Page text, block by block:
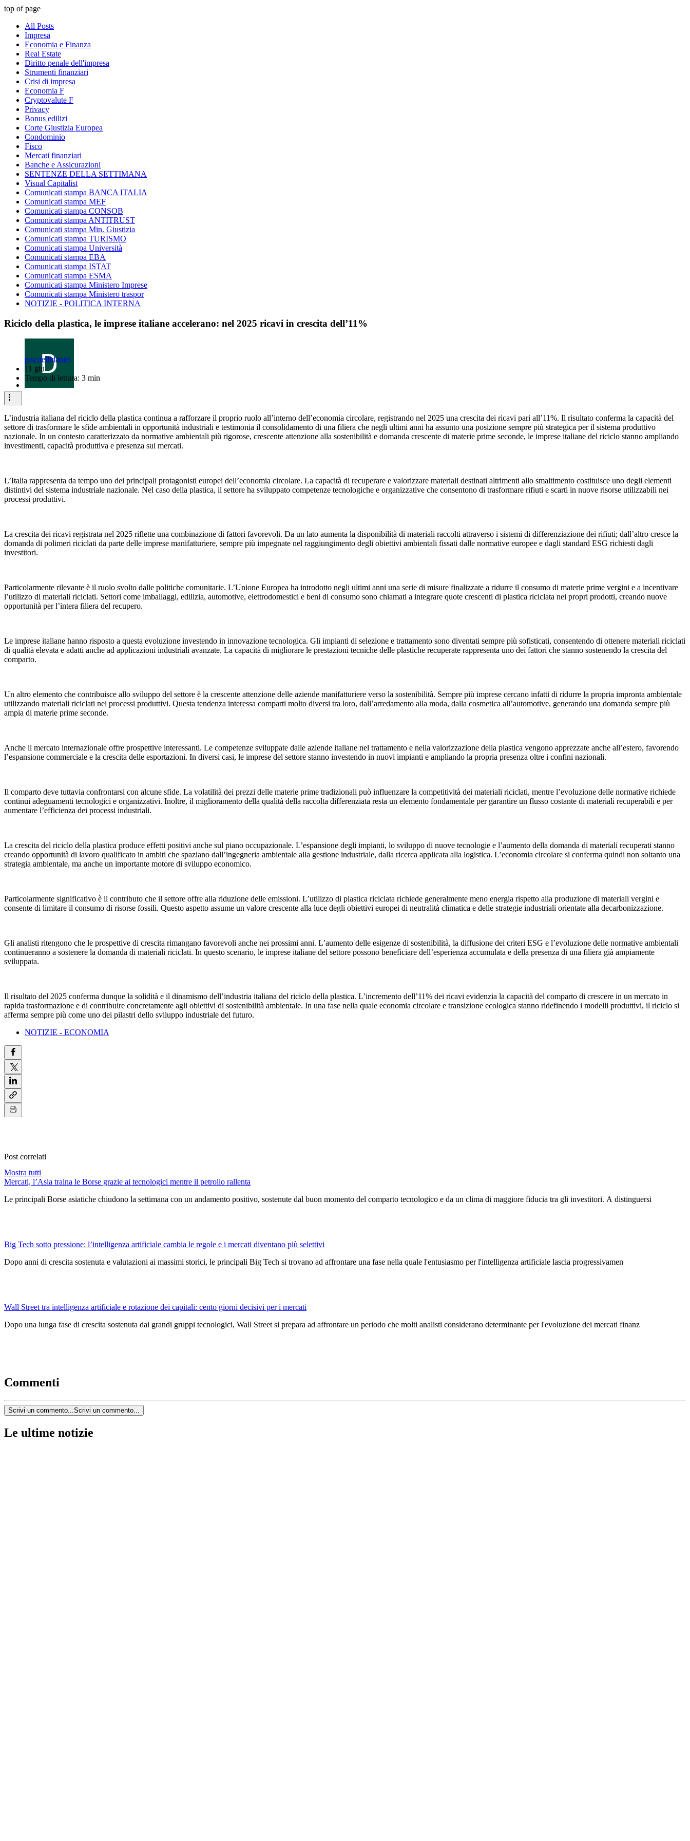
top of page
All Posts
Impresa
Economia e Finanza
Real Estate
Diritto penale dell'impresa
Strumenti finanziari
Crisi di impresa
Economia F
Cryptovalute F
Privacy
Bonus edilizi
Corte Giustizia Europea
Condominio
Fisco
Mercati finanziari
Banche e Assicurazioni
SENTENZE DELLA SETTIMANA
Visual Capitalist
Comunicati stampa BANCA ITALIA
Comunicati stampa MEF
Comunicati stampa CONSOB
Comunicati stampa ANTITRUST
Comunicati stampa Min. Giustizia
Comunicati stampa TURISMO
Comunicati stampa Università
Comunicati stampa EBA
Comunicati stampa ISTAT
Comunicati stampa ESMA
Comunicati stampa Ministero Imprese
Comunicati stampa Ministero traspor
NOTIZIE - POLITICA INTERNA
Riciclo della plastica, le imprese italiane accelerano: nel 2025 ricavi in crescita dell’11%
piscitellidaniel
11 giu
Tempo di lettura: 3 min
L’industria italiana del riciclo della plastica continua a rafforzare il proprio ruolo all’interno dell’economia circolare, registrando nel 2025 una crescita dei ricavi pari all’11%. Il risultato conferma la capacità del
settore di trasformare le sfide ambientali in opportunità industriali e testimonia il consolidamento di una filiera che negli ultimi anni ha assunto una posizione sempre più strategica per il sistema produttivo
nazionale. In un contesto caratterizzato da normative ambientali più rigorose, crescente attenzione alla sostenibilità e domanda crescente di materie prime seconde, le imprese italiane del riciclo stanno ampliando
investimenti, capacità produttiva e presenza sui mercati.
L’Italia rappresenta da tempo uno dei principali protagonisti europei dell’economia circolare. La capacità di recuperare e valorizzare materiali destinati altrimenti allo smaltimento costituisce uno degli elementi
distintivi del sistema industriale nazionale. Nel caso della plastica, il settore ha sviluppato competenze tecnologiche e organizzative che consentono di trasformare rifiuti e scarti in nuove risorse utilizzabili nei
processi produttivi.
La crescita dei ricavi registrata nel 2025 riflette una combinazione di fattori favorevoli. Da un lato aumenta la disponibilità di materiali raccolti attraverso i sistemi di differenziazione dei rifiuti; dall’altro cresce la
domanda di polimeri riciclati da parte delle imprese manifatturiere, sempre più impegnate nel raggiungimento degli obiettivi ambientali fissati dalle normative europee e dagli standard ESG richiesti dagli
investitori.
Particolarmente rilevante è il ruolo svolto dalle politiche comunitarie. L’Unione Europea ha introdotto negli ultimi anni una serie di misure finalizzate a ridurre il consumo di materie prime vergini e a incentivare
l’utilizzo di materiali riciclati. Settori come imballaggi, edilizia, automotive, elettrodomestici e beni di consumo sono chiamati a integrare quote crescenti di plastica riciclata nei propri prodotti, creando nuove
opportunità per l’intera filiera del recupero.
Le imprese italiane hanno risposto a questa evoluzione investendo in innovazione tecnologica. Gli impianti di selezione e trattamento sono diventati sempre più sofisticati, consentendo di ottenere materiali riciclati
di qualità elevata e adatti anche ad applicazioni industriali avanzate. La capacità di migliorare le prestazioni tecniche delle plastiche recuperate rappresenta uno dei fattori che stanno sostenendo la crescita del
comparto.
Un altro elemento che contribuisce allo sviluppo del settore è la crescente attenzione delle aziende manifatturiere verso la sostenibilità. Sempre più imprese cercano infatti di ridurre la propria impronta ambientale
utilizzando materiali riciclati nei processi produttivi. Questa tendenza interessa comparti molto diversi tra loro, dall’arredamento alla moda, dalla cosmetica all’automotive, generando una domanda sempre più
ampia di materie prime seconde.
Anche il mercato internazionale offre prospettive interessanti. Le competenze sviluppate dalle aziende italiane nel trattamento e nella valorizzazione della plastica vengono apprezzate anche all’estero, favorendo
l’espansione commerciale e la crescita delle esportazioni. In diversi casi, le imprese del settore stanno investendo in nuovi impianti e ampliando la propria presenza oltre i confini nazionali.
Il comparto deve tuttavia confrontarsi con alcune sfide. La volatilità dei prezzi delle materie prime tradizionali può influenzare la competitività dei materiali riciclati, mentre l’evoluzione delle normative richiede
continui adeguamenti tecnologici e organizzativi. Inoltre, il miglioramento della qualità della raccolta differenziata resta un elemento fondamentale per garantire un flusso costante di materiali recuperabili e per
aumentare l’efficienza dei processi industriali.
La crescita del riciclo della plastica produce effetti positivi anche sul piano occupazionale. L’espansione degli impianti, lo sviluppo di nuove tecnologie e l’aumento della domanda di materiali recuperati stanno
creando opportunità di lavoro qualificato in ambiti che spaziano dall’ingegneria ambientale alla gestione industriale, dalla ricerca applicata alla logistica. L’economia circolare si conferma quindi non soltanto una
strategia ambientale, ma anche un importante motore di sviluppo economico.
Particolarmente significativo è il contributo che il settore offre alla riduzione delle emissioni. L’utilizzo di plastica riciclata richiede generalmente meno energia rispetto alla produzione di materiali vergini e
consente di limitare il consumo di risorse fossili. Questo aspetto assume un valore crescente alla luce degli obiettivi europei di neutralità climatica e delle strategie industriali orientate alla decarbonizzazione.
Gli analisti ritengono che le prospettive di crescita rimangano favorevoli anche nei prossimi anni. L’aumento delle esigenze di sostenibilità, la diffusione dei criteri ESG e l’evoluzione delle normative ambientali
continueranno a sostenere la domanda di materiali riciclati. In questo scenario, le imprese italiane del settore possono beneficiare dell’esperienza accumulata e della presenza di una filiera già ampiamente
sviluppata.
Il risultato del 2025 conferma dunque la solidità e il dinamismo dell’industria italiana del riciclo della plastica. L’incremento dell’11% dei ricavi evidenzia la capacità del comparto di crescere in un mercato in
rapida trasformazione e di contribuire concretamente agli obiettivi di sostenibilità ambientale. In una fase nella quale economia circolare e transizione ecologica stanno ridefinendo i modelli produttivi, il riciclo si
afferma sempre più come uno dei pilastri dello sviluppo industriale del futuro.
NOTIZIE - ECONOMIA
Post correlati
Mostra tutti
Mercati, l’Asia traina le Borse grazie ai tecnologici mentre il petrolio rallenta
Le principali Borse asiatiche chiudono la settimana con un andamento positivo, sostenute dal buon momento del comparto tecnologico e da un clima di maggiore fiducia tra gli investitori. A distinguersi
Big Tech sotto pressione: l’intelligenza artificiale cambia le regole e i mercati diventano più selettivi
Dopo anni di crescita sostenuta e valutazioni ai massimi storici, le principali Big Tech si trovano ad affrontare una fase nella quale l'entusiasmo per l'intelligenza artificiale lascia progressivamen
Wall Street tra intelligenza artificiale e rotazione dei capitali: cento giorni decisivi per i mercati
Dopo una lunga fase di crescita sostenuta dai grandi gruppi tecnologici, Wall Street si prepara ad affrontare un periodo che molti analisti considerano determinante per l'evoluzione dei mercati finanz
Commenti
Scrivi un commento... Scrivi un commento...
Le ultime notizie